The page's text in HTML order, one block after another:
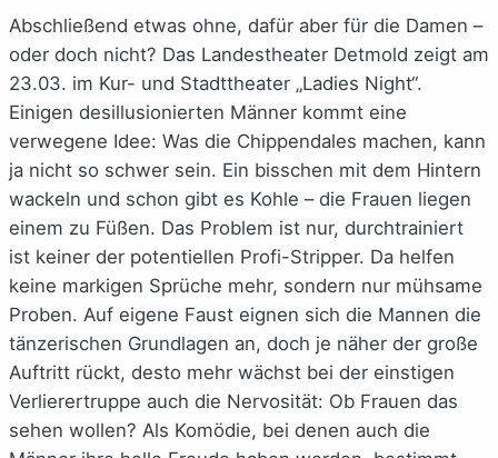
Abschließend etwas ohne, dafür aber für die Damen –
oder doch nicht? Das Landestheater Detmold zeigt am
23.03. im Kur- und Stadttheater „Ladies Night“.
Einigen desillusionierten Männer kommt eine
verwegene Idee: Was die Chippendales machen, kann
ja nicht so schwer sein. Ein bisschen mit dem Hintern
wackeln und schon gibt es Kohle – die Frauen liegen
einem zu Füßen. Das Problem ist nur, durchtrainiert
ist keiner der potentiellen Profi-Stripper. Da helfen
keine markigen Sprüche mehr, sondern nur mühsame
Proben. Auf eigene Faust eignen sich die Mannen die
tänzerischen Grundlagen an, doch je näher der große
Auftritt rückt, desto mehr wächst bei der einstigen
Verlierertruppe auch die Nervosität: Ob Frauen das
sehen wollen? Als Komödie, bei denen auch die